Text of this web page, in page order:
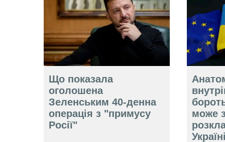
Що показала
оголошена
Зеленським 40-денна
операція з "примусу
Росії"
може